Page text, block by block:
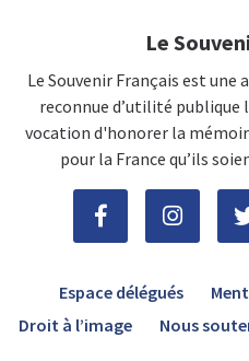
Le
Le Souvenir Français est une
reconnue d’utilité publique
vocation d'honorer la
pour la France qu’ils
Espace délégués
Droit à l’image
Nous